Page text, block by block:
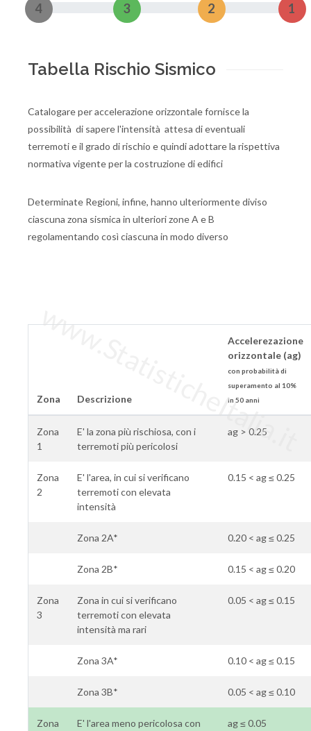
4 3 2 1
Tabella Rischio Sismico
Catalogare per accelerazione orizzontale fornisce la
possibilità di sapere l'intensità attesa di eventuali
terremoti e il grado di rischio e quindi adottare la rispettiva
normativa vigente per la costruzione di edifici
Determinate Regioni, infine, hanno ulteriormente diviso
ciascuna zona sismica in ulteriori zone A e B
regolamentando così ciascuna in modo diverso
Zona Descrizione
Accelerezazione
orizzontale (ag)
con probabilità di
superamento al 10%
in 50 anni
Zona
1
E' la zona più rischiosa, con i
terremoti più pericolosi
ag > 0.25
Zona
2
E' l'area, in cui si verificano
terremoti con elevata
intensità
0.15 < ag ≤ 0.25
Zona 2A* 0.20 < ag ≤ 0.25
Zona 2B* 0.15 < ag ≤ 0.20
Zona
3
Zona in cui si verificano
terremoti con elevata
intensità ma rari
0.05 < ag ≤ 0.15
Zona 3A* 0.10 < ag ≤ 0.15
Zona 3B* 0.05 < ag ≤ 0.10
Zona
E' l'area meno pericolosa con
ag ≤ 0.05
www.StatisticheItalia.it